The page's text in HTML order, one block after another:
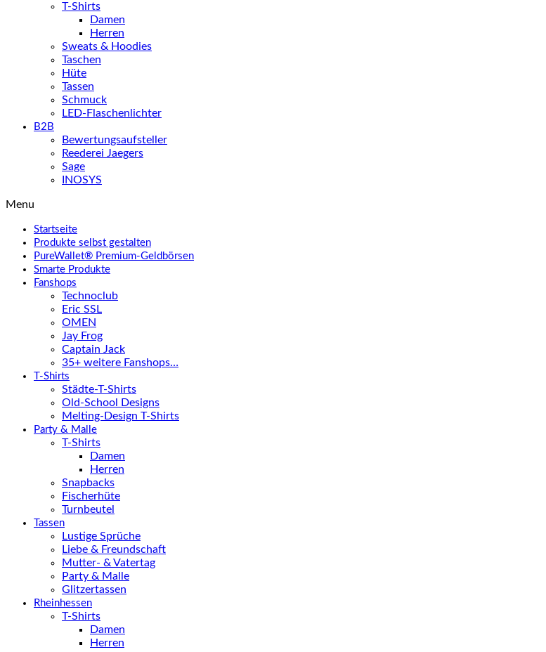
T-Shirts
Damen
Herren
Sweats & Hoodies
Taschen
Hüte
Tassen
Schmuck
LED-Flaschenlichter
B2B
Bewertungsaufsteller
Reederei Jaegers
Sage
INOSYS
Menu
Startseite
Produkte selbst gestalten
PureWallet® Premium-Geldbörsen
Smarte Produkte
Fanshops
Technoclub
Eric SSL
OMEN
Jay Frog
Captain Jack
35+ weitere Fanshops…
T-Shirts
Städte-T-Shirts
Old-School Designs
Melting-Design T-Shirts
Party & Malle
T-Shirts
Damen
Herren
Snapbacks
Fischerhüte
Turnbeutel
Tassen
Lustige Sprüche
Liebe & Freundschaft
Mutter- & Vatertag
Party & Malle
Glitzertassen
Rheinhessen
T-Shirts
Damen
Herren